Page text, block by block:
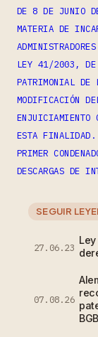
DE 8 DE JUNIO
MATERIA DE
LEY 41/2003, DE
PATRIMONIAL DE
MODIFICACIÓN
ENJUICIAMIENTO
ESTA FINALIDAD.
PRIMER
DESCARGAS DE
SEGUIR
27.06.23
07.08.26
BGB